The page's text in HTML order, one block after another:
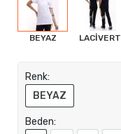
BEYAZ LACİVERT
Renk:
BEYAZ
Beden: